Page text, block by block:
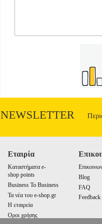
•LAFE στην κατηγορία
λυχνία. Χαρακτηριστικά: - 1
Ηλεκτρικές.•
NEWSLETTER
Εταιρία
Καταστήματα e-
shop points
Business To Business
Τα νέα του e-shop.gr
Η εταιρεία
Οροι χρήσης
Blog
FAQ
Feedback